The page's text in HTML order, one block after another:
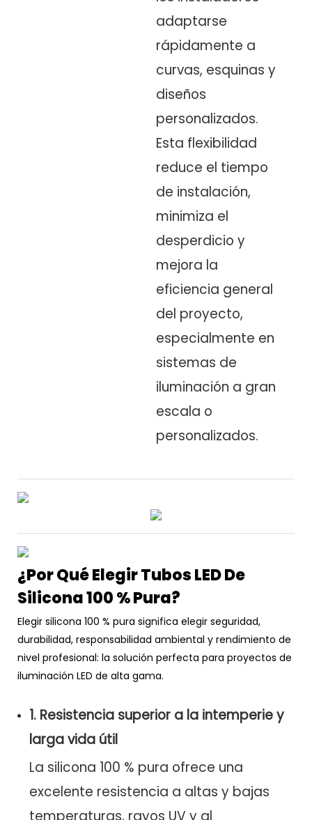
adaptarse
rápidamente a
curvas, esquinas y
diseños
personalizados.
Esta flexibilidad
reduce el tiempo
de instalación,
minimiza el
desperdicio y
mejora la
eficiencia general
del proyecto,
especialmente en
sistemas de
iluminación a gran
escala o
personalizados.
¿Por Qué Elegir Tubos LED De
Silicona 100 % Pura?
Elegir silicona 100 % pura significa elegir seguridad,
durabilidad, responsabilidad ambiental y rendimiento de
nivel profesional: la solución perfecta para proyectos de
iluminación LED de alta gama.
1. Resistencia superior a la intemperie y
larga vida útil
La silicona 100 % pura ofrece una
excelente resistencia a altas y bajas